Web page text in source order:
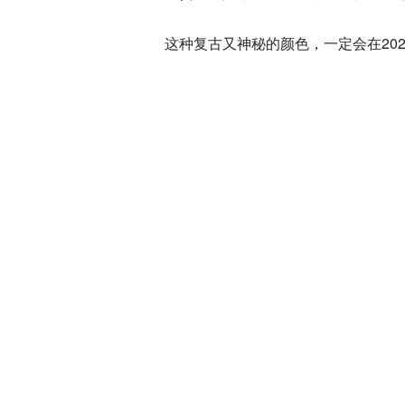
这种复古又神秘的颜色，一定会在